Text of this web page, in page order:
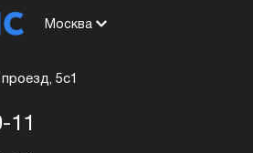
Москва
5с1
11